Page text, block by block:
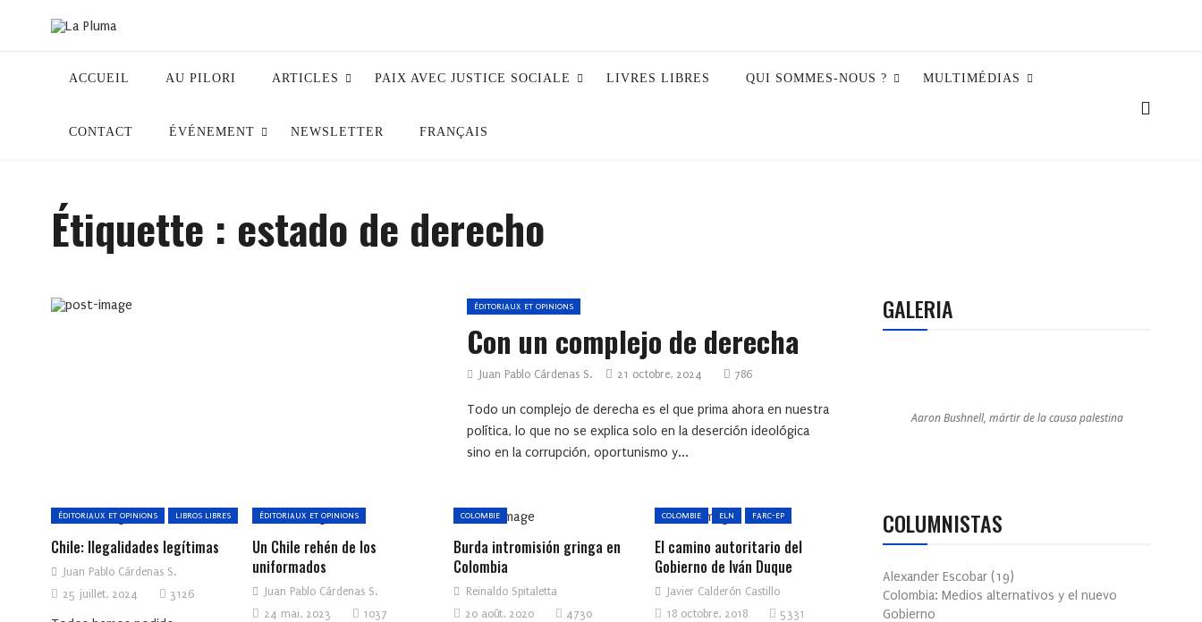
ACCUEIL AU PILORI ARTICLES PAIX AVEC JUSTICE SOCIALE LIVRES LIBRES QUI SOMMES-NOUS ? MULTIMÉDIAS
CONTACT ÉVÉNEMENT NEWSLETTER FRANÇAIS
Étiquette : estado de derecho
ÉDITORIAUX ET OPINIONS
Con un complejo de derecha
Juan Pablo Cárdenas S. 21 octobre, 2024 786
Todo un complejo de derecha es el que prima ahora en nuestra
política, lo que no se explica solo en la deserción ideológica
sino en la corrupción, oportunismo y...
ÉDITORIAUX ET OPINIONS LIBROS LIBRES
Chile: Ilegalidades legítimas
Juan Pablo Cárdenas S.
25 juillet, 2024
3126
ÉDITORIAUX ET OPINIONS
Un Chile rehén de los
uniformados
Juan Pablo Cárdenas S.
24 mai, 2023
1037
COLOMBIE
Burda intromisión gringa en
Colombia
Reinaldo Spitaletta
20 août, 2020
4730
COLOMBIE ELN FARC-EP
El camino autoritario del
Gobierno de Iván Duque
Javier Calderón Castillo
18 octobre, 2018
5331
GALERIA
Aaron Bushnell, mártir de la causa palestina
COLUMNISTAS
Alexander Escobar (19)
Colombia: Medios alternativos y el nuevo
Gobierno